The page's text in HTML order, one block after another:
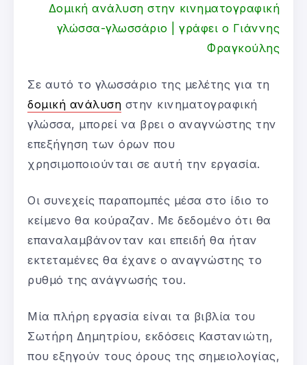
Δομική ανάλυση στην κινηματογραφική
γλώσσα-γλωσσάριο | γράφει ο Γιάννης
Φραγκούλης
Σε αυτό το γλωσσάριο της μελέτης για τη
δομική ανάλυση στην κινηματογραφική
γλώσσα, μπορεί να βρει ο αναγνώστης την
επεξήγηση των όρων που
χρησιμοποιούνται σε αυτή την εργασία.
Οι συνεχείς παραπομπές μέσα στο ίδιο το
κείμενο θα κούραζαν. Με δεδομένο ότι θα
επαναλαμβάνονταν και επειδή θα ήταν
εκτεταμένες θα έχανε ο αναγνώστης το
ρυθμό της ανάγνωσής του.
Μία πλήρη εργασία είναι τα βιβλία του
Σωτήρη Δημητρίου, εκδόσεις Καστανιώτη,
που εξηγούν τους όρους της σημειολογίας,